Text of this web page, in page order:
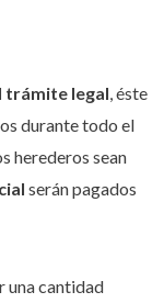
trámite legal, éste
durante todo el
herederos sean
serán pagados
una cantidad